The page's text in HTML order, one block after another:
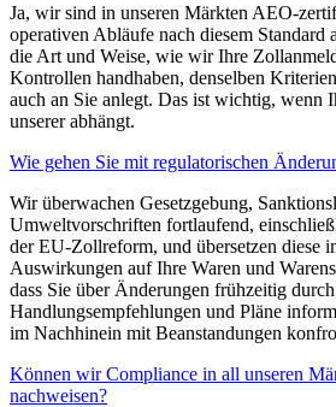
Ja, wir sind in unseren Märkten AEO-
operativen Abläufe nach diesem Standard
die Art und Weise, wie wir Ihre
Kontrollen handhaben, denselben
auch an Sie anlegt. Das ist wichtig, wenn
unserer abhängt.
Wie gehen Sie mit regulatorischen
Wir überwachen Gesetzgebung,
Umweltvorschriften fortlaufend,
der EU-Zollreform, und übersetzen diese
Auswirkungen auf Ihre Waren und
dass Sie über Änderungen frühzeitig
Handlungsempfehlungen und Pläne
im Nachhinein mit Beanstandungen
Können wir Compliance in all unseren
nachweisen?